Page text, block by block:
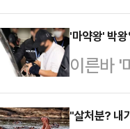
구속영
에서 강
다.텔레
년부터
유통한
'마약왕' 박
이른바 '
받는 최
에서 '청
"살처분? 내